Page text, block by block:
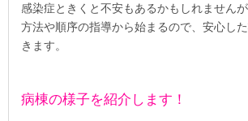
感染症ときくと不安もあるかもしれません
方法や順序の指導から始まるので、安心し
きます。
病棟の様子を紹介します！